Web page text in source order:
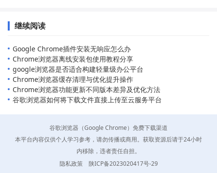
继续阅读
Google Chrome插件安装无响应怎么办
Chrome浏览器离线安装包使用教程分享
google浏览器是否适合构建轻量级办公平台
Chrome浏览器缓存清理与优化提升操作
Chrome浏览器功能更新不同版本差异及优化方法
谷歌浏览器如何将下载文件直接上传至云服务平台
谷歌浏览器（Google Chrome）免费下载渠道
本平台内容仅供个人学习参考，请勿传播或商用。获取资源后请于24小时
内移除，违者责任自担。
隐私政策
陕ICP备2023020417号-29